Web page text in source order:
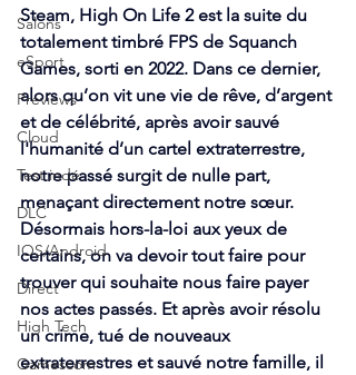
Salons
eSport
Previews
Cloud
Test indé
DLC
IOS/Android
Direct
High Tech
Gamescom
Steam, High On Life 2 est la suite du
totalement timbré FPS de Squanch
Games, sorti en 2022. Dans ce dernier,
alors qu’on vit une vie de rêve, d’argent
et de célébrité, après avoir sauvé
l'humanité d’un cartel extraterrestre,
notre passé surgit de nulle part,
menaçant directement notre sœur.
Désormais hors-la-loi aux yeux de
certains, on va devoir tout faire pour
trouver qui souhaite nous faire payer
nos actes passés. Et après avoir résolu
un crime, tué de nouveaux
extraterrestres et sauvé notre famille, il